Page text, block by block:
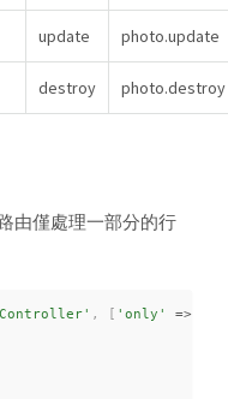
update photo.update
destroy photo.destroy
由僅處理一部分的行
, 'only' =>